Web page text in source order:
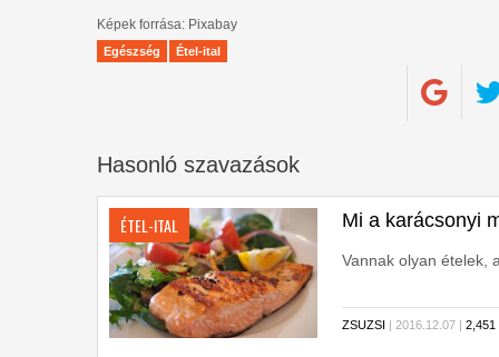
Képek forrása: Pixabay
Egészség Étel-ital
Hasonló szavazások
ÉTEL-ITAL Mi a karácsonyi
Vannak olyan ételek,
ZSUZSI | 2016.12.07 |2,451